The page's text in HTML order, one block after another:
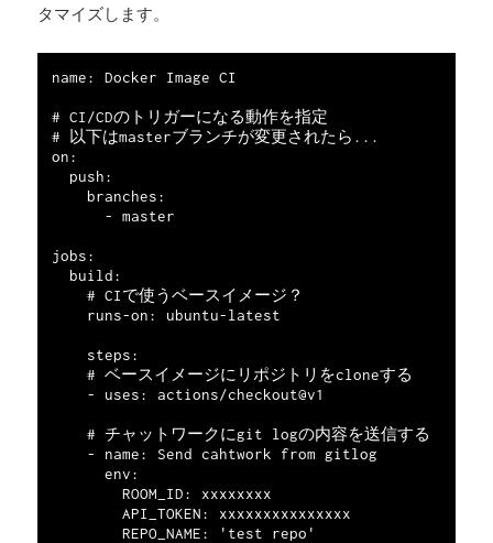
タマイズします。
name: Docker Image CI
# CI/CDのトリガーになる動作を指定
# 以下はmasterブランチが変更されたら...
on:
  push:
    branches:
jobs:
  build:
    # CIで使うベースイメージ？
    # ベースイメージにリポジトリをcloneする
    # チャットワークにgit logの内容を送信する
      env:
        ROOM_ID: xxxxxxxx
        API_TOKEN: xxxxxxxxxxxxxxx
        REPO_NAME: 'test repo'